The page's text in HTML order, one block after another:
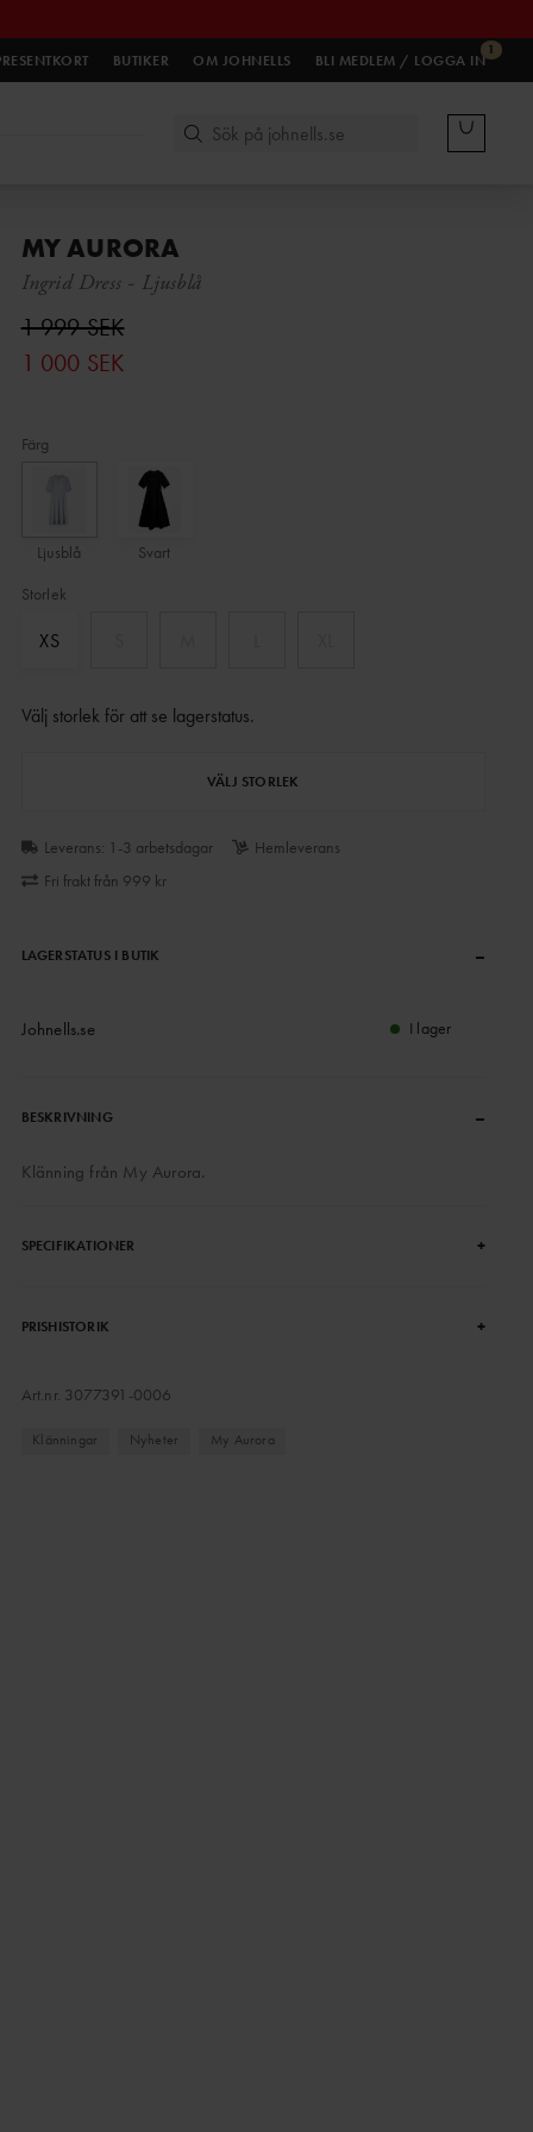
BUTIKER OM JOHNELLS
1
BLI MEDLEM / LOGGA IN
MY AURORA
Ingrid Dress - Ljusblå
1 999 SEK
1 000 SEK
Färg
Ljusblå
Svart
Storlek
XS
Välj storlek för att se lagerstatus.
VÄLJ STORLEK
Leverans: 1-3 arbetsdagar
Hemleverans
Fri frakt från 999 kr
LAGERSTATUS I BUTIK –
Johnells.se I lager
BESKRIVNING –
Klänning från My Aurora.
SPECIFIKATIONER +
PRISHISTORIK +
Art.nr. 3077391-0006
Klänningar Nyheter My Aurora